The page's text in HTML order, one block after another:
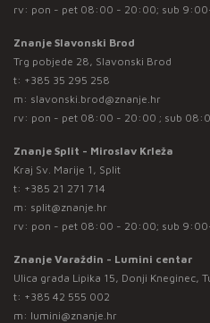
rv: pon - pet 08:00 - 20:00; sub
Znanje Slavonski Brod
Trg pobjede 28, Slavonski Brod
t: +385 35 295 258
m: slavonski.brod@znanje.hr
rv: pon - pet 08:00 - 20:00 ; sub
Znanje Split - Miroslav Krleža
Kraj Sv. Marije 1, Split
t: +385 21 271 714
m: split@znanje.hr
rv: pon - pet 08:00 - 20:00; sub
Znanje Varaždin - Lumini centar
Ulica grada Lipika 15, Donji Kneginec,
t: +385 42 555 002
m: lumini@znanje.hr